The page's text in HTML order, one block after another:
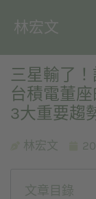
林宏文
三星輸了
台積電董
3大重要趨
林宏文
文章目錄